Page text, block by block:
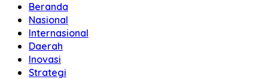
Beranda
Nasional
Internasional
Daerah
Inovasi
Strategi